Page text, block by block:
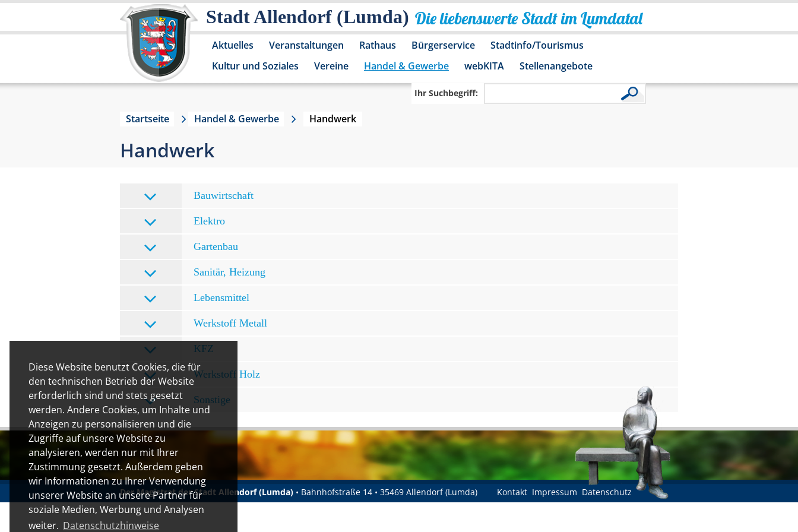
Diese Website benutzt Cookies, die für
den technischen Betrieb der Website
erforderlich sind und stets gesetzt
werden. Andere Cookies, um Inhalte und
Anzeigen zu personalisieren und die
Zugriffe auf unsere Website zu
analysieren, werden nur mit Ihrer
Zustimmung gesetzt. Außerdem geben
wir Informationen zu Ihrer Verwendung
unserer Website an unsere Partner für
soziale Medien, Werbung und Analysen
weiter. Datenschutzhinweise
Stadt Allendorf (Lumda) Die liebenswerte Stadt im Lumdatal
Aktuelles Veranstaltungen Rathaus Bürgerservice
Stadtinfo/Tourismus
Kultur und Soziales
Vereine Handel & Gewerbe webKITA Stellenangebote
Ihr Suchbegriff:
Startseite Handel & Gewerbe Handwerk
Handwerk
Bauwirtschaft
Elektro
Gartenbau
Sanitär, Heizung
Lebensmittel
Werkstoff Metall
KFZ
Werkstoff Holz
Sonstige
Der Magistrat der Stadt Allendorf (Lumda) • Bahnhofstraße 14 • 35469 Allendorf (Lumda) Kontakt Impressum Datenschutz